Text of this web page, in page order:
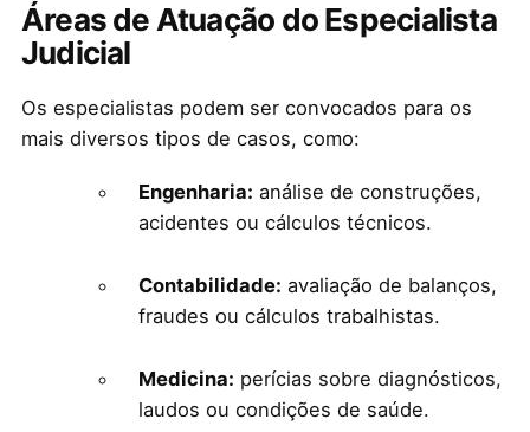
Áreas de Atuação do Especialista
Judicial
Os especialistas podem ser convocados para os
mais diversos tipos de casos, como:
Engenharia: análise de construções,
acidentes ou cálculos técnicos.
Contabilidade: avaliação de balanços,
fraudes ou cálculos trabalhistas.
Medicina: perícias sobre diagnósticos,
laudos ou condições de saúde.